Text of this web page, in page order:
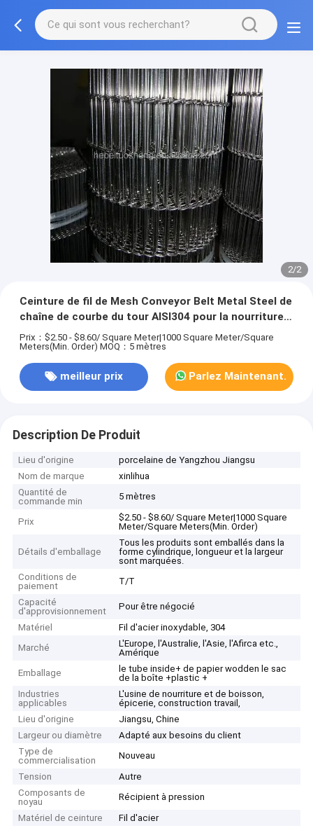
2/2
Ceinture de fil de Mesh Conveyor Belt Metal Steel de
chaîne de courbe du tour AISI304 pour la nourriture
de refroidissement
Prix：$2.50 - $8.60/ Square Meter|1000 Square Meter/Square
Meters(Min. Order) MOQ：5 mètres
meilleur prix Parlez Maintenant.
Description De Produit
Lieu d'origine
porcelaine de Yangzhou Jiangsu
Nom de marque
xinlihua
Quantité de
commande min
5 mètres
Prix
$2.50 - $8.60/ Square Meter|1000 Square
Meter/Square Meters(Min. Order)
Détails d'emballage
Tous les produits sont emballés dans la
forme cylindrique, longueur et la largeur
sont marquées.
Conditions de
paiement
T/T
Capacité
d'approvisionnement
Pour être négocié
Matériel
Fil d'acier inoxydable, 304
Marché
L'Europe, l'Australie, l'Asie, l'Afirca etc.,
Amérique
Emballage
le tube inside+ de papier wodden le sac
de la boîte +plastic +
Industries
applicables
L'usine de nourriture et de boisson,
épicerie, construction travail,
Lieu d'origine
Jiangsu, Chine
Largeur ou diamètre
Adapté aux besoins du client
Type de
commercialisation
Nouveau
Tension
Autre
Composants de
noyau
Récipient à pression
Matériel de ceinture
Fil d'acier